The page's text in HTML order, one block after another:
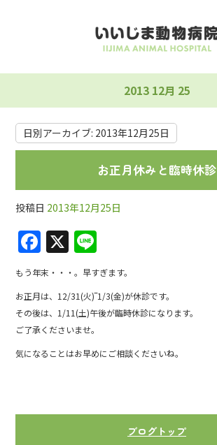
2013 12月 25
日別アーカイブ: 2013年12月25日
お正月休みと臨時休診
投稿日 2013年12月25日
F
a
c
e
b
o
X
n
e
もう年末・・・。早すぎます。
お正月は、12/31(火)‾1/3(金)が休診です。
その後は、1/11(土)午後が臨時休診になります。
ご了承くださいませ。
気になることはお早めにご相談くださいね。
ブログトップ